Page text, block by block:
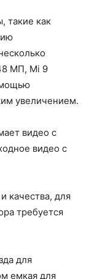
такие как
МП, Mi 9
увеличением.
видео с
видео с
качества, для
требуется
для
емкая для